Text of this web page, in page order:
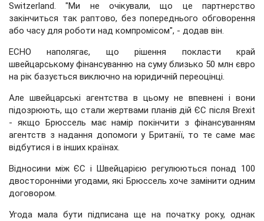
Switzerland. "Ми не очікували, що це партнерство
закінчиться так раптово, без попереднього обговорення
або часу для роботи над компромісом", - додав він.
ECHO наполягає, що рішення покласти край
швейцарському фінансуванню на суму близько 50 млн євро
на рік базується виключно на юридичній переоцінці.
Але швейцарські агентства в цьому не впевнені і вони
підозрюють, що стали жертвами планів дій ЄС після Brexit
- якщо Брюссель має намір покінчити з фінансуванням
агентств з надання допомоги у Британії, то те саме має
відбутися і в інших країнах.
Відносини між ЄС і Швейцарією регулюються понад 100
двосторонніми угодами, які Брюссель хоче замінити одним
договором.
Угода мала бути підписана ще на початку року, однак